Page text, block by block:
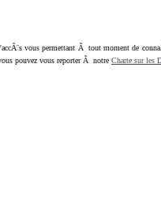
vous permettant Ã tout moment de
pouvez vous reporter Ã notre Charte sur les